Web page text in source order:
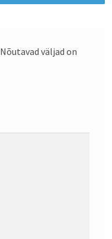
Nõutavad väljad on